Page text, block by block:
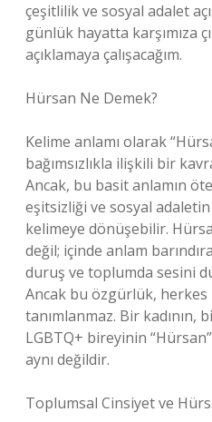
çeşitlilik ve sosyal adalet
günlük hayatta karşımıza
açıklamaya çalışacağım.
Hürsan Ne Demek?
Kelime anlamı olarak
bağımsızlıkla ilişkili bir
Ancak, bu basit anlamın
eşitsizliği ve sosyal adaletin
kelimeye dönüşebilir.
değil; içinde anlam
duruş ve toplumda sesini
Ancak bu özgürlük, herkes
tanımlanmaz. Bir kadının,
LGBTQ+ bireyinin
aynı değildir.
Toplumsal Cinsiyet ve